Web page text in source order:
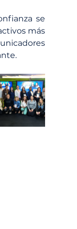
se
más